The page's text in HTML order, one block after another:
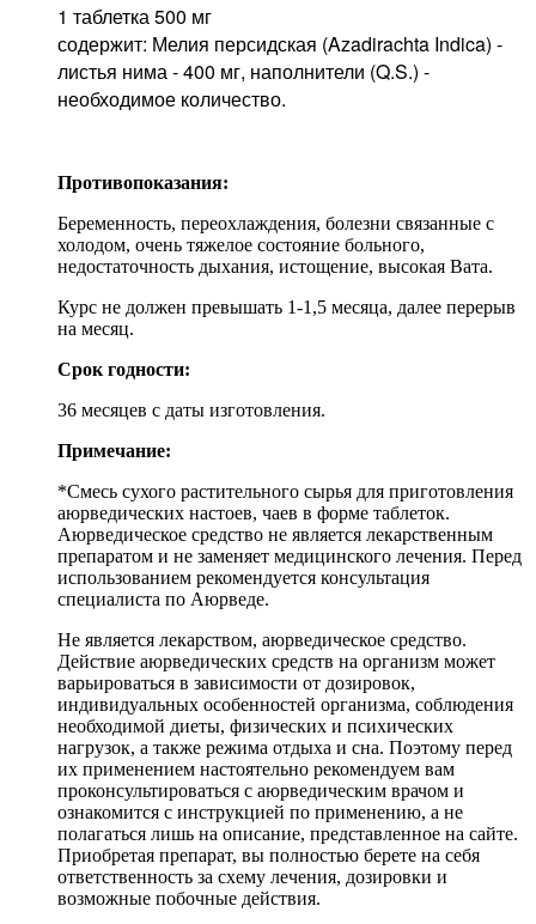
1 таблетка 500 мг
содержит: Мелия персидская (Azadirachta Indica) -
листья нима - 400 мг, наполнители (Q.S.) -
необходимое количество.
Противопоказания:
Беременность, переохлаждения, болезни связанные с
холодом, очень тяжелое состояние больного,
недостаточность дыхания, истощение, высокая Вата.
Курс не должен превышать 1-1,5 месяца, далее перерыв
на месяц.
Срок годности:
36 месяцев с даты изготовления.
Примечание:
*Смесь сухого растительного сырья для приготовления
аюрведических настоев, чаев в форме таблеток.
Аюрведическое средство не является лекарственным
препаратом и не заменяет медицинского лечения. Перед
использованием рекомендуется консультация
специалиста по Аюрведе.
Не является лекарством, аюрведическое средство.
Действие аюрведических средств на организм может
варьироваться в зависимости от дозировок,
индивидуальных особенностей организма, соблюдения
необходимой диеты, физических и психических
нагрузок, а также режима отдыха и сна. Поэтому перед
их применением настоятельно рекомендуем вам
проконсультироваться с аюрведическим врачом и
ознакомится с инструкцией по применению, а не
полагаться лишь на описание, представленное на сайте.
Приобретая препарат, вы полностью берете на себя
ответственность за схему лечения, дозировки и
возможные побочные действия.